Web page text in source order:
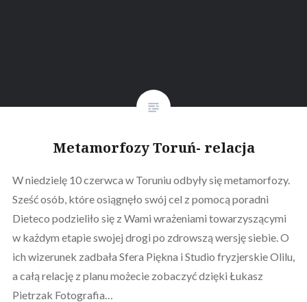
Metamorfozy Toruń- relacja
W niedzielę 10 czerwca w Toruniu odbyły się metamorfozy.
Sześć osób, które osiągnęło swój cel z pomocą poradni
Dieteco podzieliło się z Wami wrażeniami towarzyszącymi
w każdym etapie swojej drogi po zdrowszą wersję siebie. O
ich wizerunek zadbała Sfera Piękna i Studio fryzjerskie Olilu,
a całą relację z planu możecie zobaczyć dzięki Łukasz
Pietrzak Fotografia…